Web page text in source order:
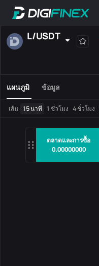
ตลาดและการซื้อ
0.00000000
L/USDT
เสียงร้องสูงสุดเมนบอร์ด
คู่การซื้อขาย
แผนภูมิ ข้อมูล
เส้น 15 นาที 1 ชั่วโมง 4 ชั่วโมง